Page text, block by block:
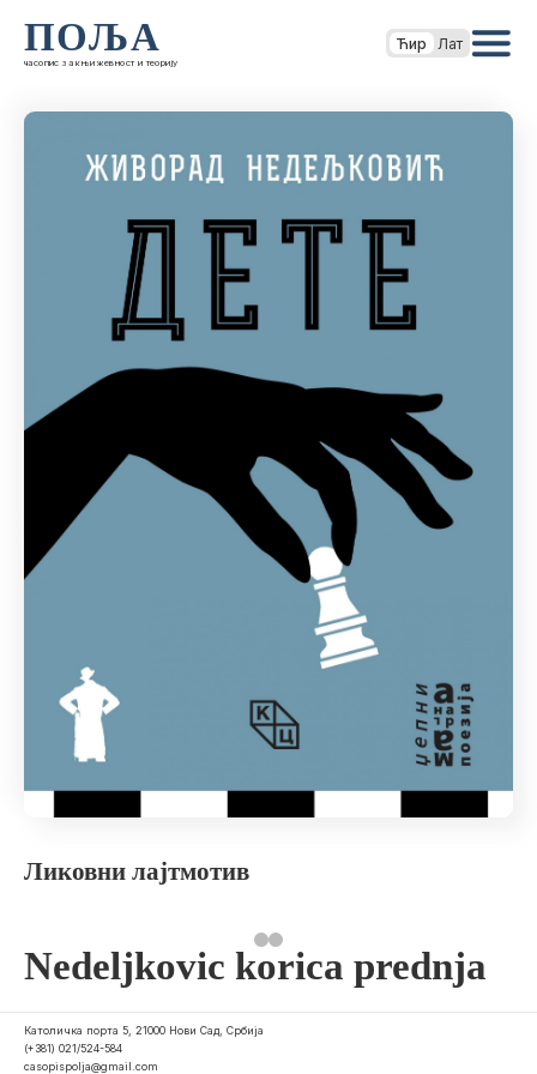
ПОЉА
часопис за књижевност и теорију
Ћир Лат
Ликовни лајтмотив
Nedeljkovic korica prednja
Католичка порта 5, 21000 Нови Сад, Србија
(+381) 021/524-584
casopispolja@gmail.com